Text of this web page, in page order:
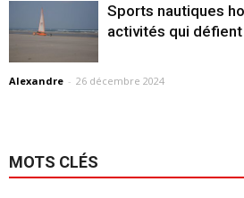
Sports nautiques
activités qui défient
Alexandre - 26 décembre 2024
MOTS CLÉS